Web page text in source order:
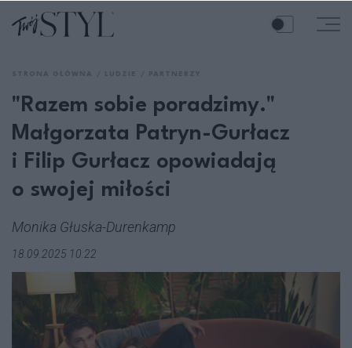
"Razem sobie poradzimy."
Małgorzata Patryn-Gurłacz
i Filip Gurłacz opowiadają
o swojej miłości
Monika Głuska-Durenkamp
18.09.2025 10:22